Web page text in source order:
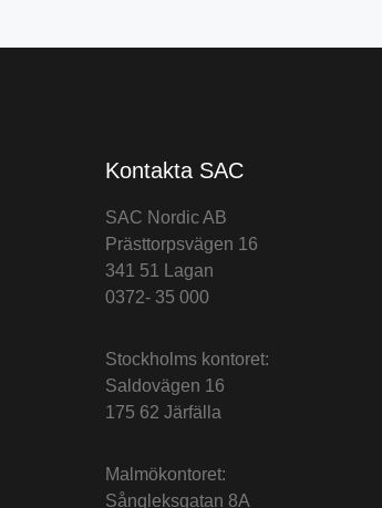
Kontakta SAC
SAC Nordic AB
Prästtorpsvägen 16
341 51 Lagan
0372- 35 000
Stockholms kontoret:
Saldovägen 16
175 62 Järfälla
Malmökontoret:
Sångleksgatan 8A